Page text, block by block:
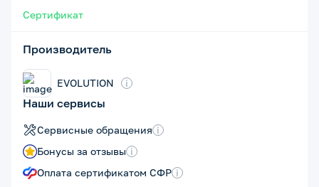
Сертификат
Производитель
EVOLUTION i
Наши сервисы
Сервисные обращения i
Бонусы за отзывы i
Оплата сертификатом СФР i